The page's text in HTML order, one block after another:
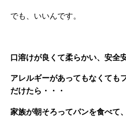
でも、いいんです。
口溶けが良くて柔らかい、安全
アレルギーがあってもなくても
だけたら・・・
家族が朝そろってパンを食べて